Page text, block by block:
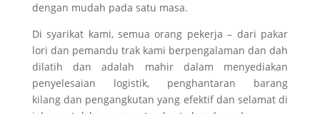
dengan mudah pada satu masa.
Di syarikat kami, semua orang pekerja – dari pakar
lori dan pemandu trak kami berpengalaman dan dah
dilatih dan adalah mahir dalam menyediakan
penyelesaian logistik, penghantaran barang
kilangdan pengangkutan yang efektif dan selamat di